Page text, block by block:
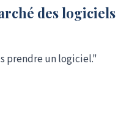
des logiciels
prendre un logiciel."